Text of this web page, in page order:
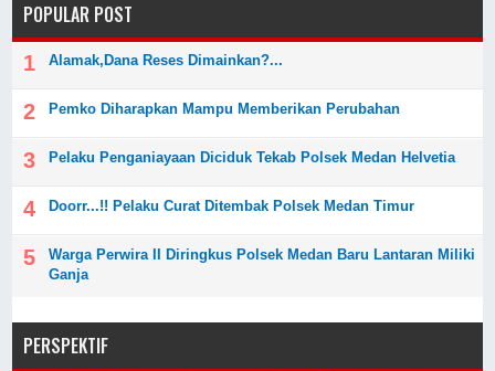
POPULAR POST
Alamak,Dana Reses Dimainkan?...
Pemko Diharapkan Mampu Memberikan Perubahan
Pelaku Penganiayaan Diciduk Tekab Polsek Medan Helvetia
Doorr...!! Pelaku Curat Ditembak Polsek Medan Timur
Warga Perwira II Diringkus Polsek Medan Baru Lantaran Miliki
Ganja
PERSPEKTIF